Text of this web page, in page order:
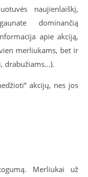
naujienlaiškį,
dominančią
apie akciją,
merliukams, bet ir
drabužiams…).
akcijų, nes jos
Merliukai už